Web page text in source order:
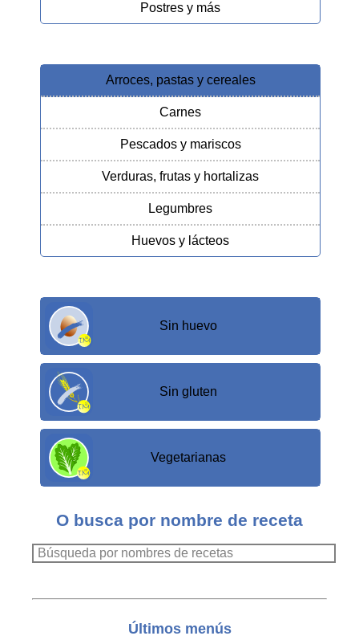
Postres y más
Arroces, pastas y cereales
Carnes
Pescados y mariscos
Verduras, frutas y hortalizas
Legumbres
Huevos y lácteos
Sin huevo
Sin gluten
Vegetarianas
O busca por nombre de receta
Últimos menús